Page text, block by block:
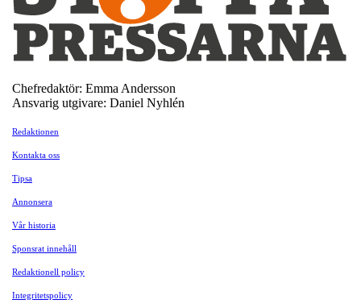
Chefredaktör: Emma Andersson
Ansvarig utgivare: Daniel Nyhlén
Redaktionen
Kontakta oss
Tipsa
Annonsera
Vår historia
Sponsrat innehåll
Redaktionell policy
Integritetspolicy